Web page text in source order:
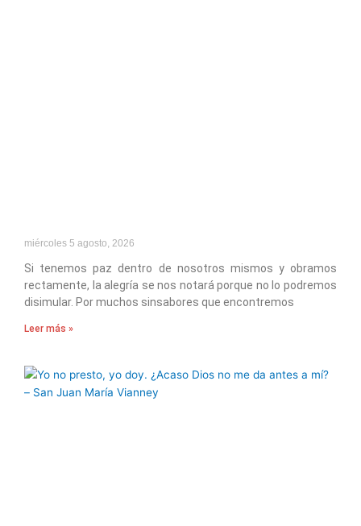
miércoles 5 agosto, 2026
Si tenemos paz dentro de nosotros mismos y obramos
rectamente, la alegría se nos notará porque no lo podremos
disimular. Por muchos sinsabores que encontremos
Leer más »